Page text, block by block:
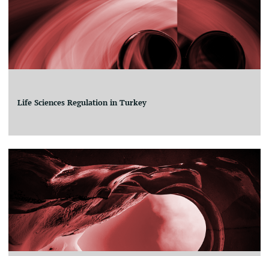
Life Sciences Regulation in Turkey